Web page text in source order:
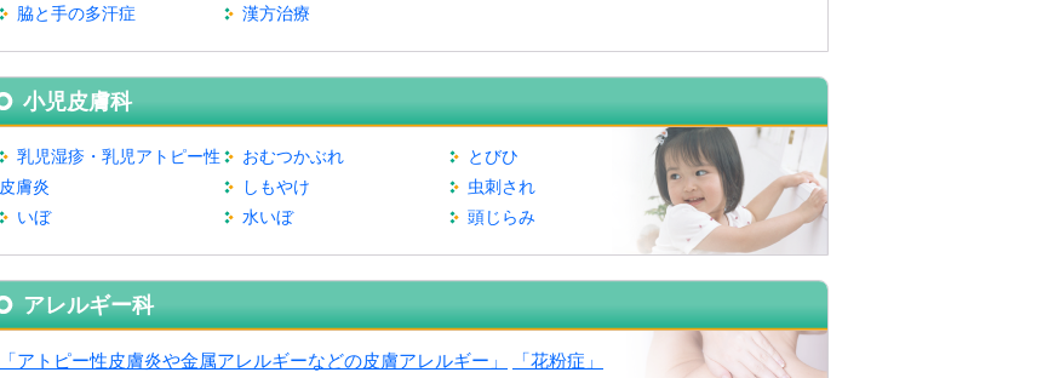
脇と手の多汗症
漢方治療
小児皮膚科
乳児湿疹・乳児アトピー性
皮膚炎
おむつかぶれ
とびひ
しもやけ
虫刺され
いぼ
水いぼ 頭じらみ
アレルギー科
「アトピー性皮膚炎や金属アレルギーなどの皮膚アレルギー」 「花粉症」